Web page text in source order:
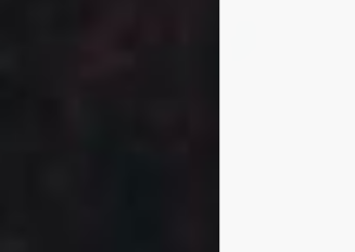
フィオナ
ュケーシ